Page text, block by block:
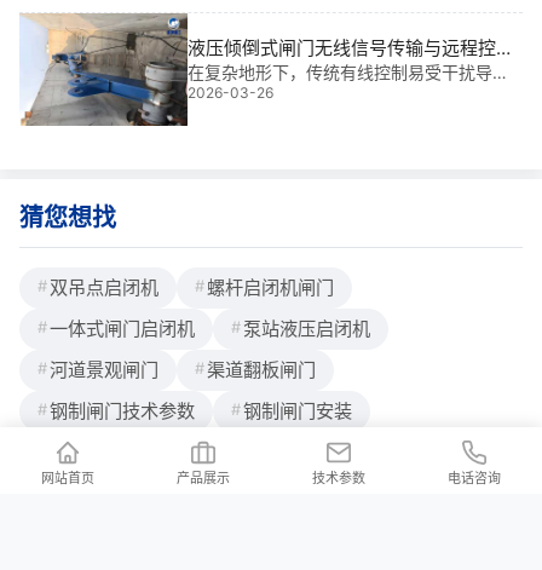
埋钢板位置偏了20公分，这下可好，门框一
放进去，螺栓根本对不上孔，焊都焊不上。
焊接质量差，汛期漏水！有些队伍图快，用
小焊条、跳焊、甚至没清渣就接着焊，结果
一到雨季，闸门缝里哗哗冒水，业主
液压倾倒式闸门无线信号传输与远程控制
系统
在复杂地形下，传统有线控制易受干扰导致
误操作，这正是我多年工程中常遇到的**。
本液压倾倒式闸门无线信号传输与远程控制
2026-03-26
猜您想找
双吊点启闭机
螺杆启闭机闸门
一体式闸门启闭机
泵站液压启闭机
河道景观闸门
渠道翻板闸门
钢制闸门技术参数
钢制闸门安装
网站首页 产品展示 技术参数 电话咨询